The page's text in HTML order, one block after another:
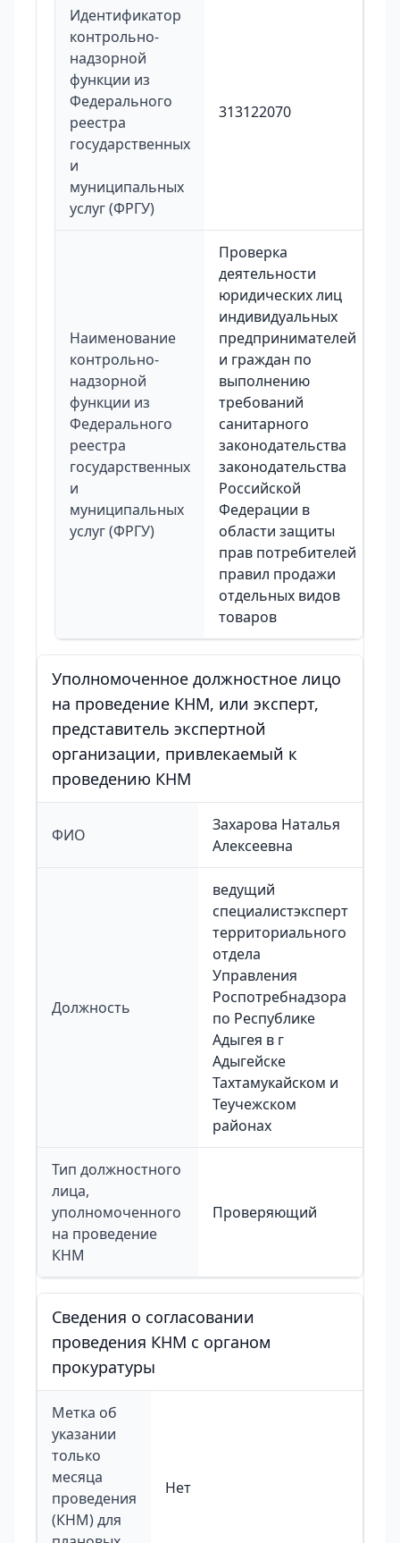
Идентификатор
контрольно-
надзорной
функции из
Федерального
реестра
государственных
и
муниципальных
услуг (ФРГУ)
313122070
Наименование
контрольно-
надзорной
функции из
Федерального
реестра
государственных
и
муниципальных
услуг (ФРГУ)
Проверка
деятельности
юридических лиц
индивидуальных
предпринимателей
и граждан по
выполнению
требований
санитарного
законодательства
законодательства
Российской
Федерации в
области защиты
прав потребителей
правил продажи
отдельных видов
товаров
Уполномоченное должностное лицо
на проведение КНМ, или эксперт,
представитель экспертной
организации, привлекаемый к
проведению КНМ
ФИО
Захарова Наталья
Алексеевна
Должность
ведущий
специалистэксперт
территориального
отдела
Управления
Роспотребнадзора
по Республике
Адыгея в г
Адыгейске
Тахтамукайском и
Теучежском
районах
Тип должностного
лица,
уполномоченного
на проведение
КНМ
Проверяющий
Сведения о согласовании
проведения КНМ с органом
прокуратуры
Метка об
указании
только
месяца
проведения
(КНМ) для
Нет